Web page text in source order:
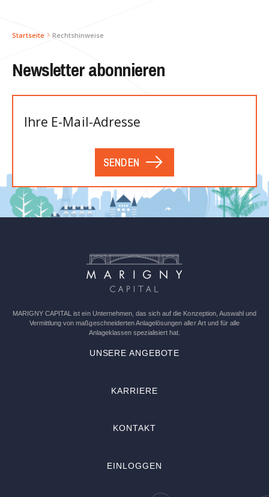
Startseite Rechtshinweise
Newsletter abonnieren
SENDEN
Bitte
lasse
MARIGNY CAPITAL ist ein Unternehmen, das sich auf die Konzeption, Auswahl und
Vermittlung von maßgeschneiderten Anlagelösungen aller Art und für alle
Anlageklassen spezialisiert hat.
UNSERE ANGEBOTE
KARRIERE
KONTAKT
EINLOGGEN